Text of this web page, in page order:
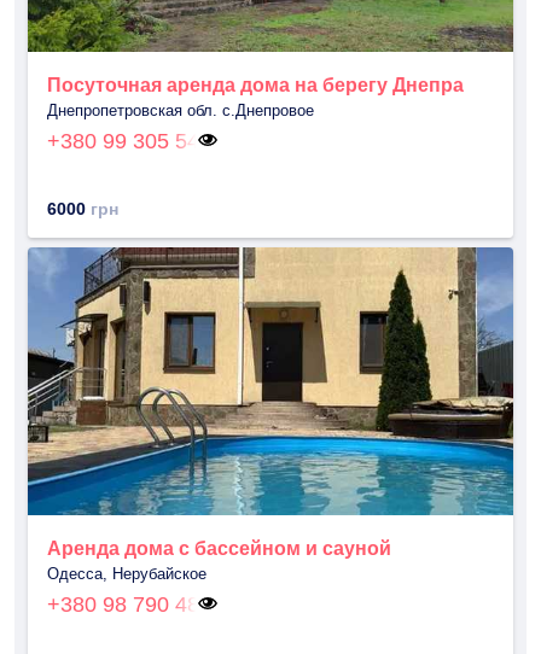
Посуточная аренда дома на берегу Днепра
Днепропетровская обл. с.Днепровое
+380 99 305 54
6000 грн
Аренда дома с бассейном и сауной
Одесса, Нерубайское
+380 98 790 48